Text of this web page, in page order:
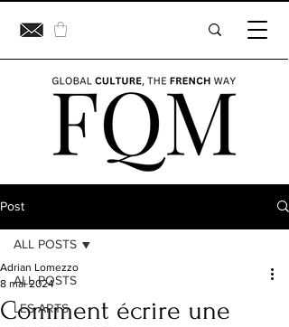
Post
ALL POSTS
LES ARTS
ALL POSTS
Comment écrire une
Adrian Lomezzo
8 mai 2024